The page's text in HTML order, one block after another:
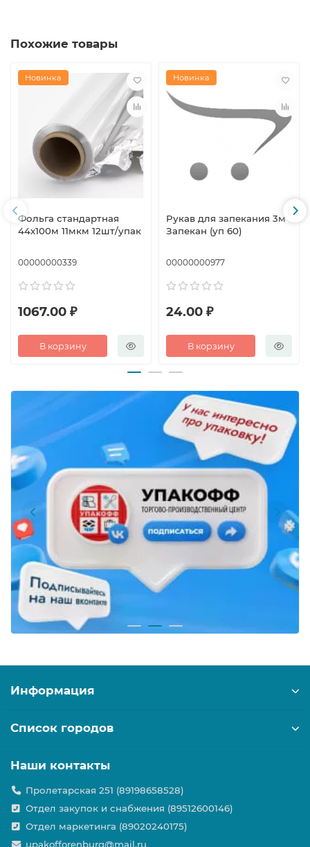
Похожие товары
Новинка
Фольга стандартная
44х100м 11мкм 12шт/упак
00000000339
1067.00 ₽
В корзину
Новинка
Рукав для запекания 3м
Запекан (уп 60)
00000000977
24.00 ₽
В корзину
Информация
Список городов
Наши контакты
Пролетарская 251 (89198658528)
Отдел закупок и снабжения (89512600146)
Отдел маркетинга (89020240175)
upakofforenburg@mail.ru